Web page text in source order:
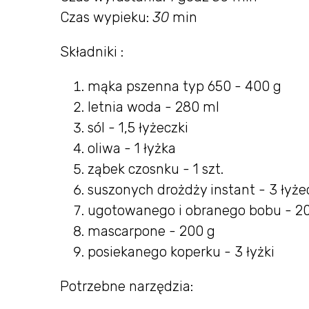
Czas wypieku: 30 min
Składniki :
mąka pszenna typ 650 - 400 g
letnia woda - 280 ml
sól - 1,5 łyżeczki
oliwa - 1 łyżka
ząbek czosnku - 1 szt.
suszonych drożdży instant - 3
ugotowanego i obranego bobu -
mascarpone - 200 g
posiekanego koperku - 3 łyżki
Potrzebne narzędzia: